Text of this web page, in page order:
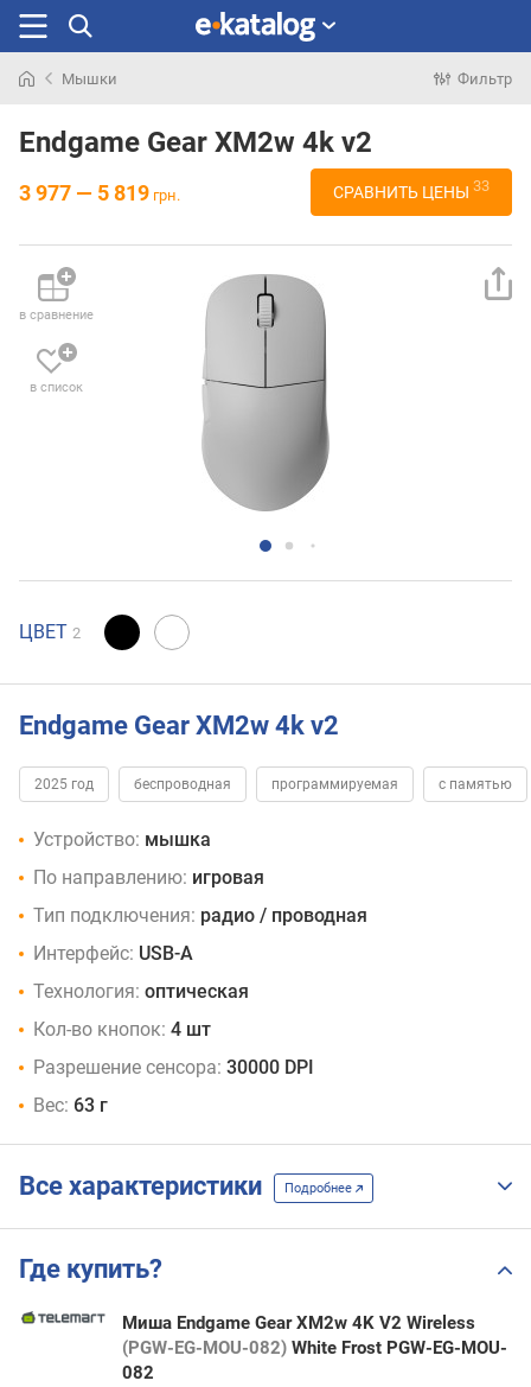
раньше
Мышки Фильтр
Endgame Gear XM2w 4k v2
3 977 — 5 819 грн. СРАВНИТЬ ЦЕНЫ 33
в сравнение
в список
ЦВЕТ 2
Endgame Gear XM2w 4k v2
2025 год беспроводная программируемая с памятью
Устройство: мышка
По направлению: игровая
Тип подключения: радио / проводная
Интерфейс: USB-A
Технология: оптическая
Кол-во кнопок: 4 шт
Разрешение сенсора: 30000 DPI
Вес: 63 г
Все характеристики Подробнее
Где купить?
Миша Endgame Gear XM2w 4K V2 Wireless
(PGW-EG-MOU-082) White Frost PGW-EG-MOU-
082